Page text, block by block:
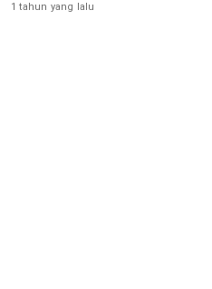
1 tahun yang lalu